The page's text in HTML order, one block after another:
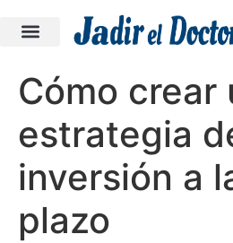
Cómo crear
estrategia
inversión a
plazo